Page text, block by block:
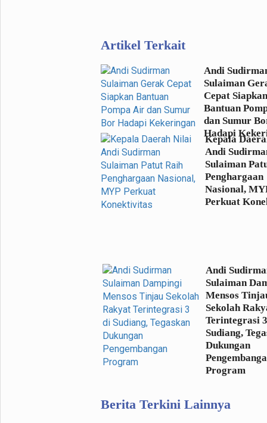
Artikel Terkait
Andi
Sulaiman
Cepat
Bantuan
dan Sumur
Hadapi
Kepala
Andi
Sulaiman
Penghargaan
Nasional,
Perkuat
Andi
Sulaiman
Mensos
Sekolah
Terintegrasi
Sudiang,
Dukungan
Program
Berita Terkini Lainnya